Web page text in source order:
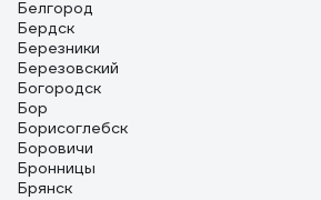
маленьком экране как телефон или
комплекте вы разницы не ощутите. Очень удобное
управление артикуляций и всякими
функциями. Их достаточно.
Ютубе можете посмотреть мой
интересно, запишу новый и более
важных нюансов для работы с ДВС
фото, кто шарит тот поймет в чем
Белгород
Бердск
Березники
Березовский
Богородск
Бор
Борисоглебск
Боровичи
Бронницы
Брянск